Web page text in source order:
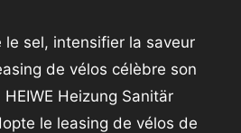
le sel, intensifier la saveur
de vélos célèbre son
Heizung Sanitär
le leasing de vélos de